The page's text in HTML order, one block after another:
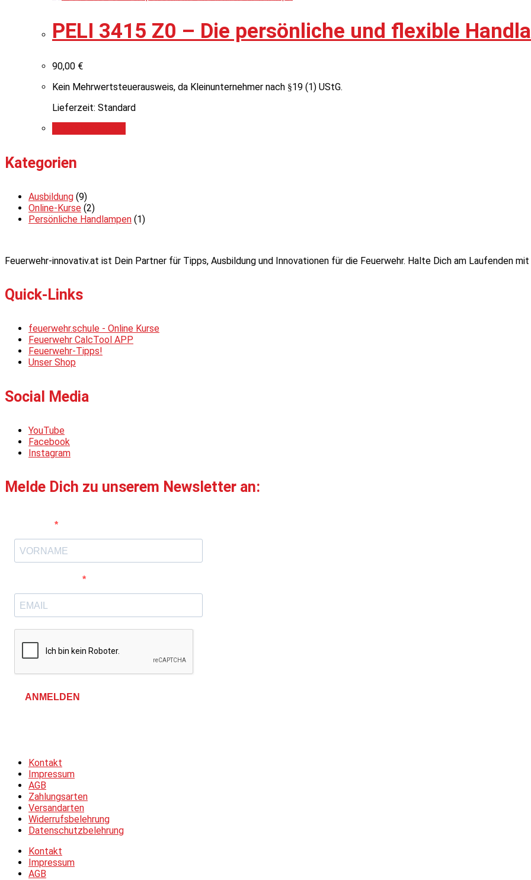
PELI 3415 Z0 – Die persönliche und flexible
90,00 €
Kein Mehrwertsteuerausweis, da Kleinunternehmer nach §19 (1) UStG.
Lieferzeit: Standard
Kategorien
Ausbildung (9)
Online-Kurse (2)
Persönliche Handlampen (1)
Feuerwehr-innovativ.at ist Dein Partner für Tipps, Ausbildung und Innovationen für die Feuerwehr. Halte Dich am Laufenden
Quick-Links
feuerwehr.schule - Online Kurse
Feuerwehr CalcTool APP
Feuerwehr-Tipps!
Unser Shop
Social Media
YouTube
Facebook
Instagram
Melde Dich zu unserem Newsletter an:
ANMELDEN
Kontakt
Impressum
AGB
Zahlungsarten
Versandarten
Widerrufsbelehrung
Datenschutzbelehrung
Kontakt
Impressum
AGB